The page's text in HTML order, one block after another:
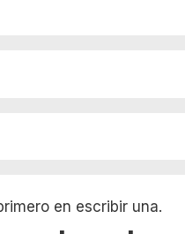
en escribir una.